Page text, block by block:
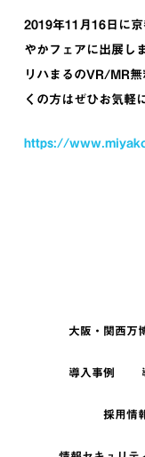
2019年11月16日に
やかフェアに出展し
リハまるのVR/MR
くの方はぜひお気軽
https://
大阪・関西万
導入事例
採用情